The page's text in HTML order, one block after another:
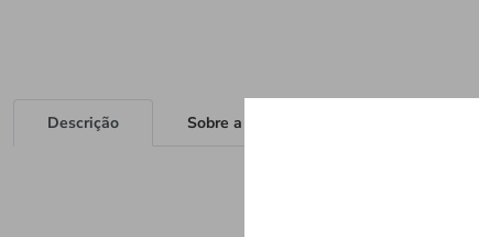
Descrição Sobre a Marca